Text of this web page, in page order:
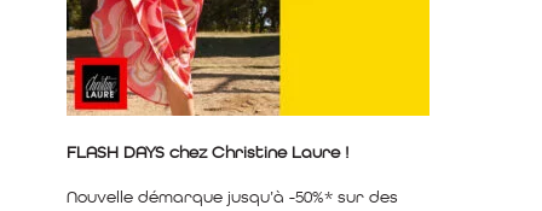
FLASH DAYS chez Christine Laure !
Nouvelle démarque jusqu’à -50%* sur des